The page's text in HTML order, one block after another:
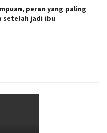
peran yang paling
setelah jadi ibu